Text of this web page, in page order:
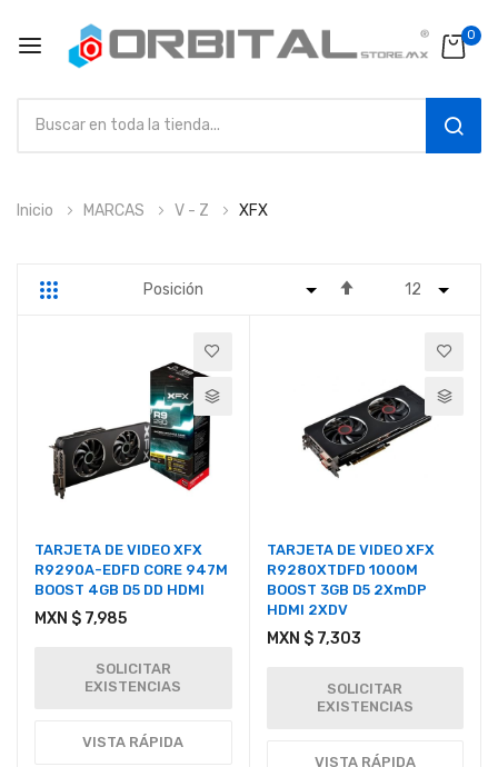
0
alInicio MARCAS V - Z XFX
Parrilla
TARJETA DE VIDEO XFX
R9290A-EDFD CORE 947M
BOOST 4GB D5 DD HDMI
MXN $ 7,985
SOLICITAR
EXISTENCIAS
VISTA RÁPIDA
TARJETA DE VIDEO XFX
R9280XTDFD 1000M
BOOST 3GB D5 2XmDP
HDMI 2XDV
MXN $ 7,303
SOLICITAR
EXISTENCIAS
VISTA RÁPIDA